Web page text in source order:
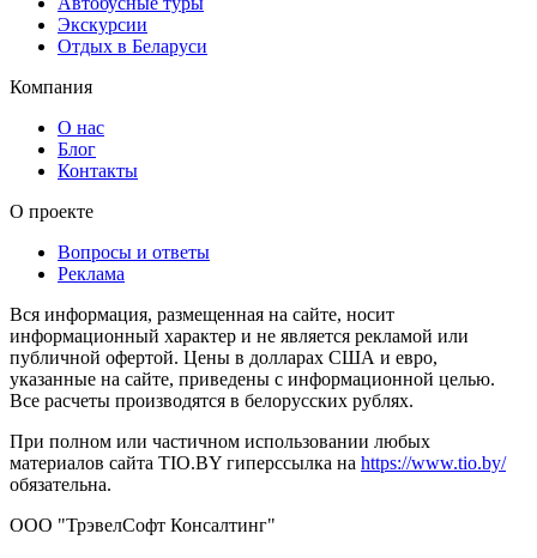
Экскурсии
Отдых в Беларуси
Компания
О нас
Блог
Контакты
О проекте
Вопросы и ответы
Реклама
Вся информация, размещенная на сайте, носит
информационный характер и не является рекламой или
публичной офертой. Цены в долларах США и евро,
указанные на сайте, приведены с информационной целью.
Все расчеты производятся в белорусских рублях.
При полном или частичном использовании любых
материалов сайта TIO.BY гиперссылка на https://www.tio.by/
обязательна.
ООО "ТрэвелСофт Консалтинг"